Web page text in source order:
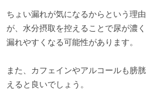
ちょい漏れが気になるからという理
が、水分摂取を控えることで尿が濃
漏れやすくなる可能性があります。
また、カフェインやアルコールも膀
えると良いでしょう。